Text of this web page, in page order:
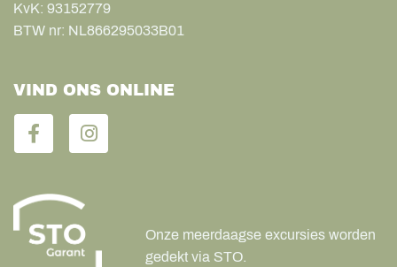
KvK: 93152779
BTW nr: NL866295033B01
VIND ONS ONLINE
Onze meerdaagse excursies worden
gedekt via STO.